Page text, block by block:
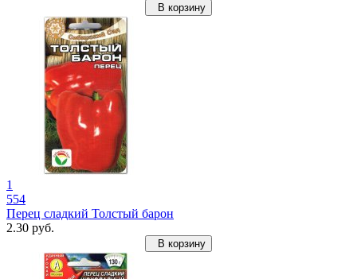
В корзину
1
554
Перец сладкий Толстый барон
2.30 руб.
В корзину